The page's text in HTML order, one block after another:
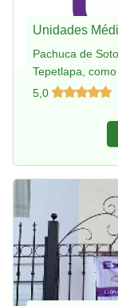
Unidades
Pachuca de
Tepetlapa,
5,0